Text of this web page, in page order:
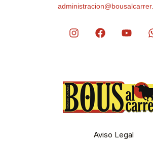
Aviso Legal